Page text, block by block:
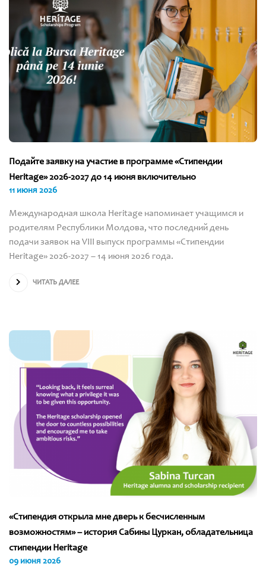
Подайте заявку на участие в программе «Стипендии
Heritage» 2026-2027 до 14 июня включительно
11 июня 2026
Международная школа Heritage напоминает учащимся и
родителям Республики Молдова, что последний день
подачи заявок на VIII выпуск программы «Стипендии
Heritage» 2026-2027 – 14 июня 2026 года.
ЧИТАТЬ ДАЛЕЕ
«Стипендия открыла мне дверь к бесчисленным
возможностям» – история Сабины Цуркан, обладательница
стипендии Heritage
09 июня 2026